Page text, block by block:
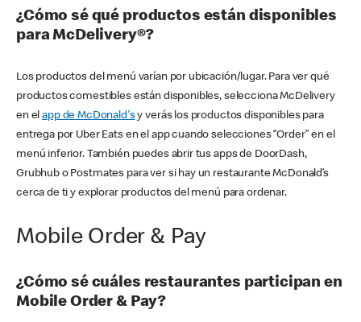
¿Cómo sé qué productos están disponibles
para McDelivery®?
Los productos del menú varían por ubicación/lugar. Para ver qué
productos comestibles están disponibles, selecciona McDelivery
en elapp de McDonald'sy verás los productos disponibles para
entrega por Uber Eats en el app cuando selecciones “Order” en el
menú inferior. También puedes abrir tus apps de DoorDash,
Grubhub o Postmates para ver si hay un restaurante McDonald’s
cerca de ti y explorar productos del menú para ordenar.
Mobile Order & Pay
¿Cómo sé cuáles restaurantes participan en
Mobile Order & Pay?